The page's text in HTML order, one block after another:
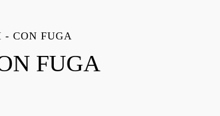
- CON FUGA
FUGA